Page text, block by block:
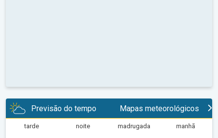
Previsão do tempo Mapas meteorológicos
tarde noite madrugada manhã